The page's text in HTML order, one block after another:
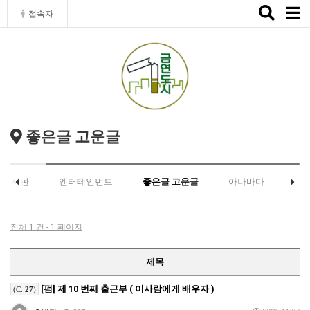
접속자
Toggle
좋은글 고운글
게시판 엔터테인먼트 좋은글 고운글 아나바다
전체 1 건 - 1 페이지
제목
(C. 27) [펌] 제 10 번째 출근부 ( 이사람에게 배우자 )